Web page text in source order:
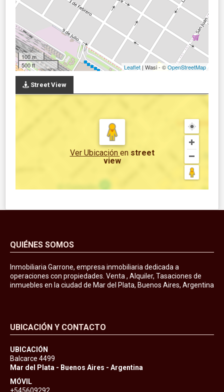
100 m
500 ft
Leaflet | Wasi - ©OpenStreetMap
Street View
Ver Ubicación en street
view
QUIÉNES SOMOS
Inmobiliaria Garrone, empresa inmobiliaria dedicada a
operaciones con propiedades. Venta , Alquiler, Tasaciones de
inmuebles en la ciudad de Mar del Plata, Buenos Aires, Argentina
UBICACIÓN Y CONTACTO
UBICACIÓN
Balcarce 4499
Mar del Plata - Buenos Aires - Argentina
MÓVIL
+545609292